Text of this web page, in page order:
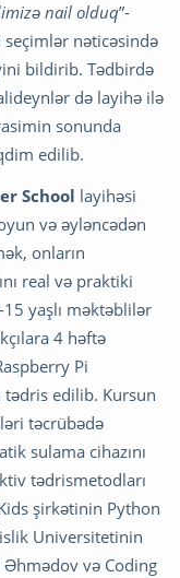
nail olduq”-
nəticəsində
bildirib. Tədbirdə
də layihə ilə
sonunda
edilib.
School layihəsi
və əyləncədən
onların
real və praktiki
yaşlı məktəblilər
4 həftə
Pi
edilib. Kursun
təcrübədə
sulama cihazını
tədrismetodları
şirkətinin Python
Universitetinin
Əhmədov və Coding